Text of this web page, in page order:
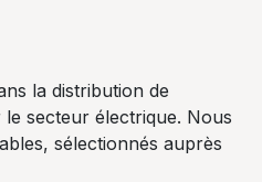
la distribution de
secteur électrique. Nous
sélectionnés auprès